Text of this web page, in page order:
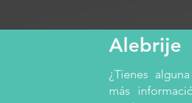
Alebrije
¿Tienes
más